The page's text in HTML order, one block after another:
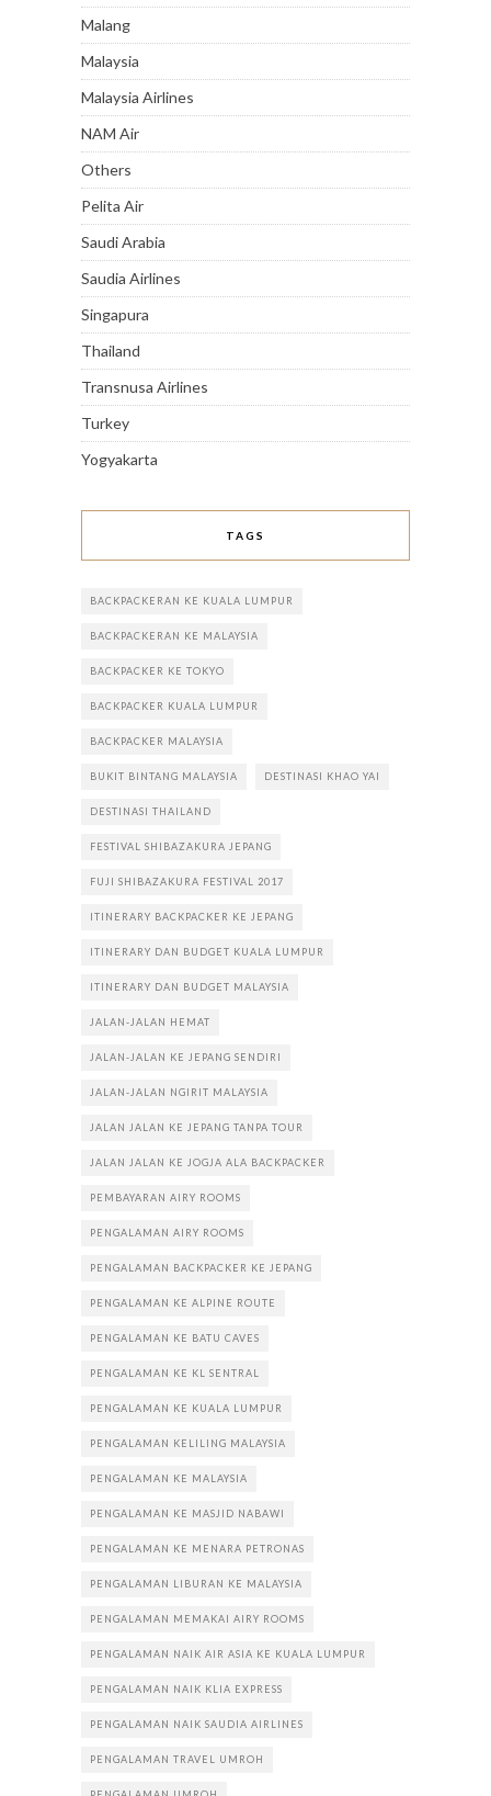
Malang
Malaysia
Malaysia Airlines
NAM Air
Others
Pelita Air
Saudi Arabia
Saudia Airlines
Singapura
Thailand
Transnusa Airlines
Turkey
Yogyakarta
TAGS
BACKPACKERAN KE KUALA LUMPUR
BACKPACKERAN KE MALAYSIA
BACKPACKER KE TOKYO
BACKPACKER KUALA LUMPUR
BACKPACKER MALAYSIA
BUKIT BINTANG MALAYSIA DESTINASI KHAO YAI
DESTINASI THAILAND
FESTIVAL SHIBAZAKURA JEPANG
FUJI SHIBAZAKURA FESTIVAL 2017
ITINERARY BACKPACKER KE JEPANG
ITINERARY DAN BUDGET KUALA LUMPUR
ITINERARY DAN BUDGET MALAYSIA
JALAN-JALAN HEMAT
JALAN-JALAN KE JEPANG SENDIRI
JALAN-JALAN NGIRIT MALAYSIA
JALAN JALAN KE JEPANG TANPA TOUR
JALAN JALAN KE JOGJA ALA BACKPACKER
PEMBAYARAN AIRY ROOMS
PENGALAMAN AIRY ROOMS
PENGALAMAN BACKPACKER KE JEPANG
PENGALAMAN KE ALPINE ROUTE
PENGALAMAN KE BATU CAVES
PENGALAMAN KE KL SENTRAL
PENGALAMAN KE KUALA LUMPUR
PENGALAMAN KELILING MALAYSIA
PENGALAMAN KE MALAYSIA
PENGALAMAN KE MASJID NABAWI
PENGALAMAN KE MENARA PETRONAS
PENGALAMAN LIBURAN KE MALAYSIA
PENGALAMAN MEMAKAI AIRY ROOMS
PENGALAMAN NAIK AIR ASIA KE KUALA LUMPUR
PENGALAMAN NAIK KLIA EXPRESS
PENGALAMAN NAIK SAUDIA AIRLINES
PENGALAMAN TRAVEL UMROH